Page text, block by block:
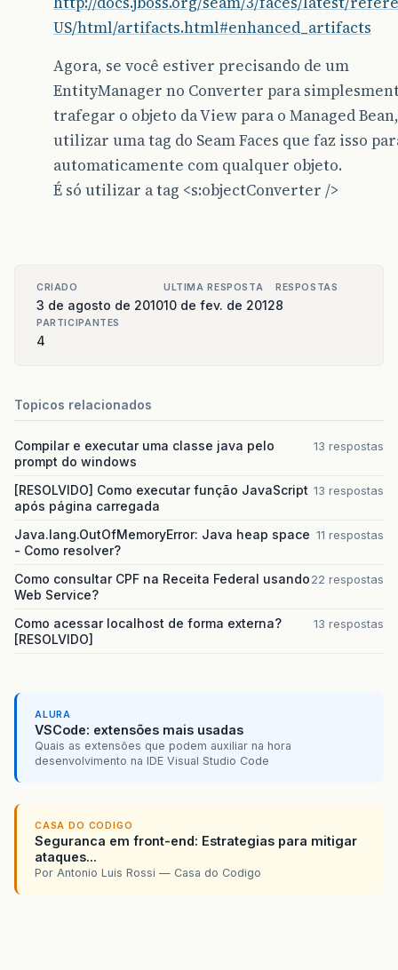
US/html/artifacts.html#enhanced_artifacts
Agora, se você estiver precisando de um
EntityManager no Converter para
trafegar o objeto da View para o Managed
utilizar uma tag do Seam Faces que faz isso
automaticamente com qualquer objeto.
É só utilizar a tag <s:objectConverter />
CRIADO
3 de agosto de 2010
ULTIMA RESPOSTA
10 de fev. de 2012
RESPOSTAS
8
PARTICIPANTES
4
Topicos relacionados
Compilar e executar uma classe java pelo
prompt do windows
13 respostas
[RESOLVIDO] Como executar função JavaScript
após página carregada
13 respostas
Java.lang.OutOfMemoryError: Java heap space
- Como resolver?
11 respostas
Como consultar CPF na Receita Federal usando
Web Service?
22 respostas
Como acessar localhost de forma externa?
[RESOLVIDO]
13 respostas
ALURA
VSCode: extensões mais usadas
Quais as extensões que podem auxiliar na hora
desenvolvimento na IDE Visual Studio Code
CASA DO CODIGO
Seguranca em front-end: Estrategias para mitigar
ataques...
Por Antonio Luis Rossi — Casa do Codigo